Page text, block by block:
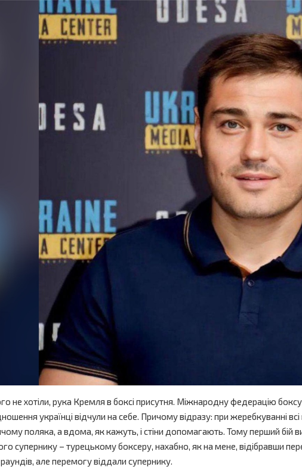
не хотіли, рука Кремля в боксі присутня. Міжнародну федерацію
українці відчули на себе. Причому відразу: при жеребкуванні
поляка, а вдома, як кажуть, і стіни допомагають. Тому перший
супернику – турецькому боксеру, нахабно, як на мене, відібравши
але перемогу віддали супернику.